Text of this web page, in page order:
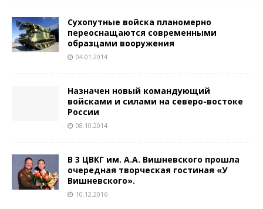
Сухопутные войска планомерно
переоснащаются современными
образцами вооружения
04.01.2014
Назначен новый командующий
войсками и силами на северо-востоке
России
08.10.2014
В 3 ЦВКГ им. А.А. Вишневского прошла
очередная творческая гостиная «У
Вишневского».
10.12.2016